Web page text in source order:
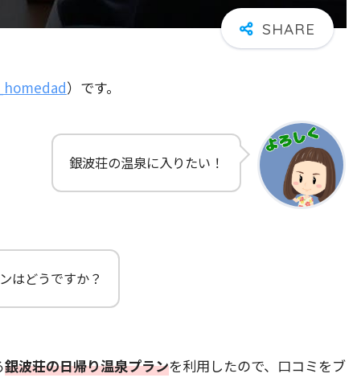
）です。
銀波荘の温泉に入りたい！
はどうですか？
銀波荘の日帰り温泉プランを利用したので、口コミをブ